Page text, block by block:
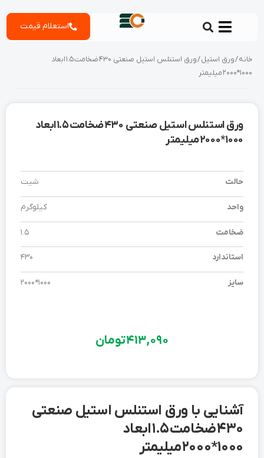
استعلام قیمت
خانه/ورق استیل
/ ورق استنلس استیل صنعتی 430 ضخامت 1.5 ابعاد
1000*2000 میلیمتر
ورق استنلس استیل صنعتی 430 ضخامت 1.5 ابعاد
1000*2000 میلیمتر
حالت شیت
واحد کیلوگرم
ضخامت 1.5
استاندارد 430
سایز 1000*2000
413,090تومان
آشنایی با ورق استنلس استیل صنعتی
430 ضخامت 1.5 ابعاد
1000*2000 میلیمتر